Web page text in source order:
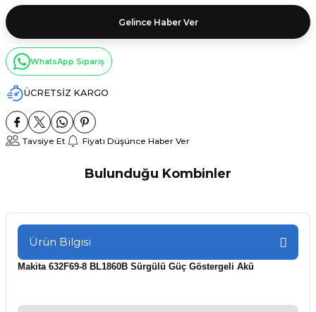
Gelince Haber Ver
WhatsApp Sipariş
ÜCRETSİZ KARGO
Tavsiye Et Fiyatı Düşünce Haber Ver
Bulunduğu Kombinler
Makita AC001GZ Akülü Hava Kompresörü XGT
30.248,40 ₺
Ürün Bilgisi
Makita 632F69-8 BL1860B Sürgülü Güç Göstergeli Akü